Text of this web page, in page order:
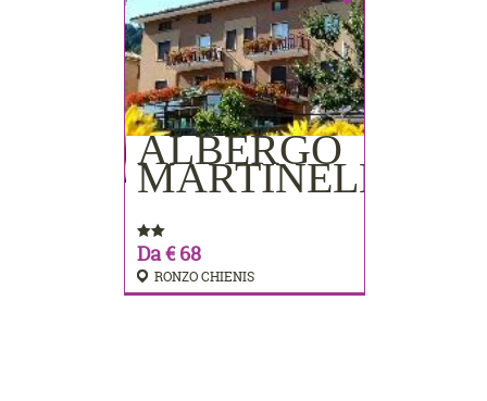
ALBERGO
MARTINELLI
Da € 68
RONZO CHIENIS
PRENOTA